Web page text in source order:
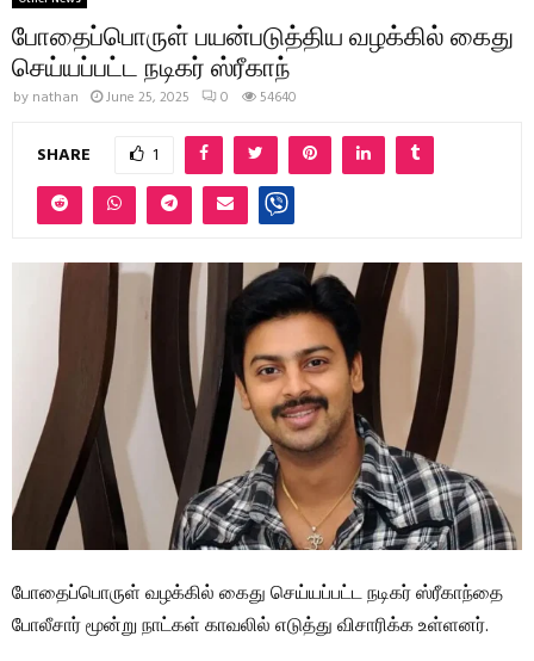
போதைப்பொருள் பயன்படுத்திய வழக்கில் கைது
செய்யப்பட்ட நடிகர் ஸ்ரீகாந்
by nathan June 25, 2025 0 54640
SHARE 1
போதைப்பொருள் வழக்கில் கைது செய்யப்பட்ட நடிகர் ஸ்ரீகாந்தை
போலீசார் மூன்று நாட்கள் காவலில் எடுத்து விசாரிக்க உள்ளனர்.